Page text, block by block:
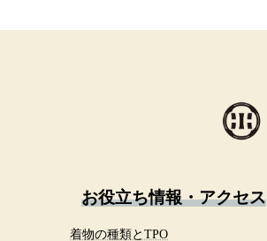
お役立ち情報・アクセス
着物の種類とTPO